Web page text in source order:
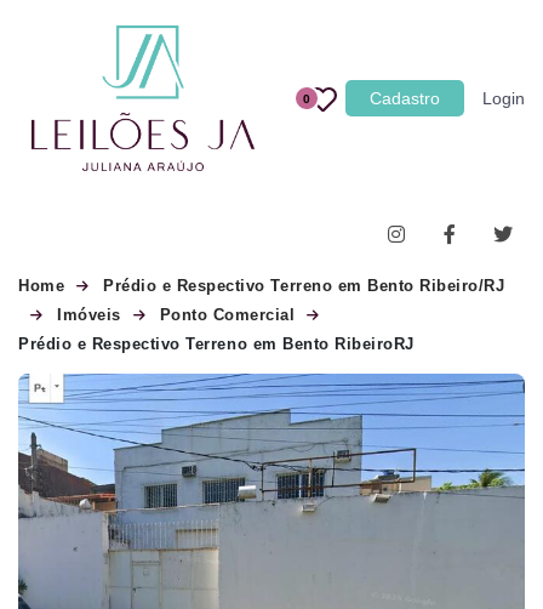
0 Cadastro Login
Categoria
Imóveis
Terrenos
Home
Prédio e Respectivo Terreno em Bento Ribeiro/RJ
Imóveis
Ponto Comercial
Prédio e Respectivo Terreno em Bento RibeiroRJ